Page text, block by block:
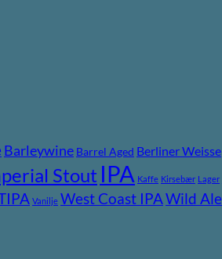
Barleywine Barrel Aged Berliner Weisse
Stout IPA Kaffe Kirsebær Lager
Vanilje West Coast IPAWild Ale